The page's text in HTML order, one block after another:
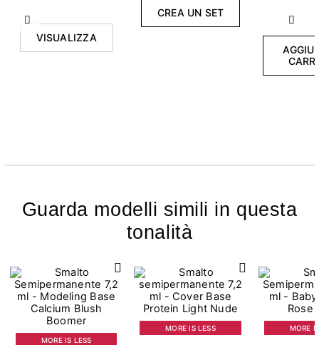
Precedente
VISUALIZZA
CREA UN SET
Guarda modelli simili in questa
tonalità
MORE IS LESS
MORE IS LESS MORE